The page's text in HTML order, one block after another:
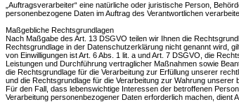
„Auftragsverarbeiter“ eine natürliche oder juristische Person,
personenbezogene Daten im Auftrag des Verantwortlichen
Maßgebliche Rechtsgrundlagen
Nach Maßgabe des Art. 13 DSGVO teilen wir Ihnen die
Rechtsgrundlage in der Datenschutzerklärung nicht genannt wird,
von Einwilligungen ist Art. 6 Abs. 1 lit. a und Art. 7 DSGVO, die
Leistungen und Durchführung vertraglicher Maßnahmen sowie
die Rechtsgrundlage für die Verarbeitung zur Erfüllung unserer
und die Rechtsgrundlage für die Verarbeitung zur Wahrung unserer
Für den Fall, dass lebenswichtige Interessen der betroffenen
Verarbeitung personenbezogener Daten erforderlich machen, dient